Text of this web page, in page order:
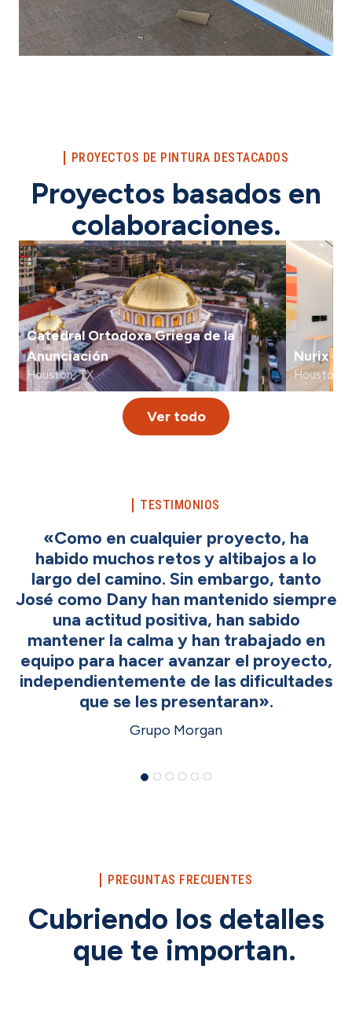
PROYECTOS DE PINTURA DESTACADOS
Proyectos basados en
colaboraciones.
Catedral Ortodoxa Griega de la
Anunciación
Houston, TX
Nurix
Houston,
Ver todo
TESTIMONIOS
«Como en cualquier proyecto, ha
habido muchos retos y altibajos a lo
largo del camino. Sin embargo, tanto
José como Dany han mantenido siempre
una actitud positiva, han sabido
mantener la calma y han trabajado en
equipo para hacer avanzar el proyecto,
independientemente de las dificultades
que se les presentaran».
Grupo Morgan
PREGUNTAS FRECUENTES
Cubriendo los detalles
que te importan.